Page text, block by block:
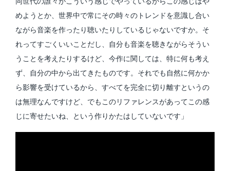
めようとか、世界中で常にその時々のトレンドを意識し合い
ながら音楽を作ったり聴いたりしているじゃないですか。そ
れってすごくいいことだし、自分も音楽を聴きながらそうい
うことを考えたりするけど、今作に関しては、特に何も考え
ず、自分の中から出てきたものです。それでも自然に何かか
ら影響を受けているから、すべてを完全に切り離すというの
は無理なんですけど、でもこのリファレンスがあってこの感
じに寄せたいね、という作りかたはしていないです」